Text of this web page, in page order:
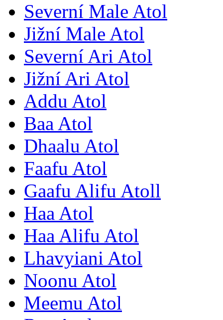
Severní Male Atol
Jižní Male Atol
Severní Ari Atol
Jižní Ari Atol
Addu Atol
Baa Atol
Dhaalu Atol
Faafu Atol
Gaafu Alifu Atoll
Haa Atol
Haa Alifu Atol
Lhavyiani Atol
Noonu Atol
Meemu Atol